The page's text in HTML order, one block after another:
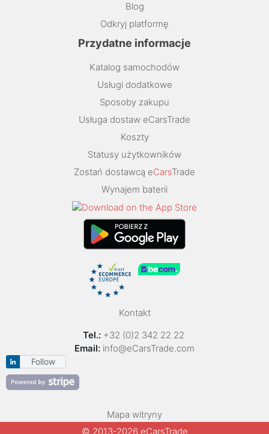
Blog
Odkryj platformę
Przydatne informacje
Katalog samochodów
Usługi dodatkowe
Sposoby zakupu
Usługa dostaw eCarsTrade
Koszty
Statusy użytkowników
Zostań dostawcą eCarsTrade
Wynajem baterii
Kontakt
Tel.: +32 (0)2 342 22 22
Email: info@eCarsTrade.com
Follow
Mapa witryny
© 2013-2026 eCarsTrade